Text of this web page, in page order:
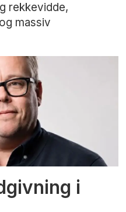
rekkevidde,
massiv
i